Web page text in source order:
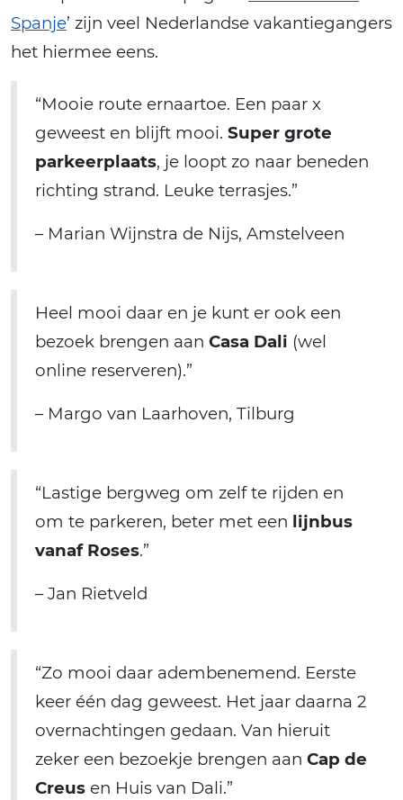
Spanje’ zijn veel Nederlandse vakantiegangers
het hiermee eens.
“Mooie route ernaartoe. Een paar x
geweest en blijft mooi. Super grote
parkeerplaats, je loopt zo naar beneden
richting strand. Leuke terrasjes.”
– Marian Wijnstra de Nijs, Amstelveen
Heel mooi daar en je kunt er ook een
bezoek brengen aan Casa Dali (wel
online reserveren).”
– Margo van Laarhoven, Tilburg
“Lastige bergweg om zelf te rijden en
om te parkeren, beter met een lijnbus
vanaf Roses.”
– Jan Rietveld
“Zo mooi daar adembenemend. Eerste
keer één dag geweest. Het jaar daarna 2
overnachtingen gedaan. Van hieruit
zeker een bezoekje brengen aan Cap de
Creus en Huis van Dali.”